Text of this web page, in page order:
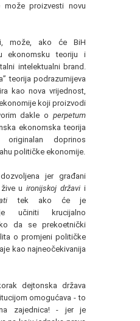
može proizvesti novu
može, ako će BiH
ekonomsku teoriju i
intelektualni brand.
teorija podrazumijeva
kao nova vrijednost,
koji proizvodi
dakle o perpetum
ekonomska teorija
doprinos
političke ekonomije.
jer građani
u ironijskoj državi i
tek ako će je
učiniti krucijalno
da se prekoetnički
o promjeni političke
kao najneočekivanija
dejtonska država
omogućava - to
zajednica! - jer je